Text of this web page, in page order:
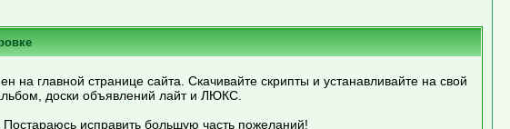
на главной странице сайта. Скачивайте скрипты и устанавливайте на свой
доски объявлений лайт и ЛЮКС.
исправить большую часть пожеланий!